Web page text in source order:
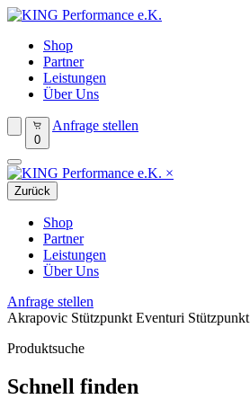
Shop
Partner
Leistungen
Über Uns
0
Anfrage stellen
×
Zurück
Shop
Partner
Leistungen
Über Uns
Anfrage stellen
Akrapovic Stützpunkt Eventuri Stützpunkt
Produktsuche
Schnell finden